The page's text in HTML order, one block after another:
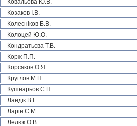
Ковальова Ю.В.
Козаков І.В.
Колесніков Б.В.
Колоцей Ю.О.
Кондратьєва Т.В.
Корж П.П.
Корсаков О.Я.
Круглов М.П.
Кушнарьов Є.П.
Ландік В.І.
Ларін С.М.
Лелюк О.В.